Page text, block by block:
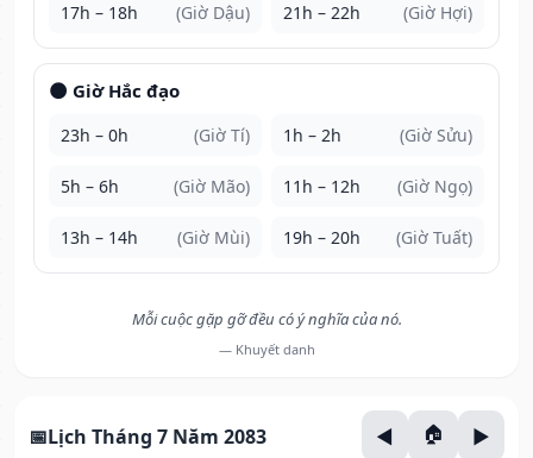
17h – 18h (Giờ Dậu) 21h – 22h (Giờ Hợi)
🌑 Giờ Hắc đạo
23h – 0h (Giờ Tí) 1h – 2h (Giờ Sửu)
5h – 6h (Giờ Mão) 11h – 12h (Giờ Ngọ)
13h – 14h (Giờ Mùi) 19h – 20h (Giờ Tuất)
Mỗi cuộc gặp gỡ đều có ý nghĩa của nó.
— Khuyết danh
Lịch Tháng 7 Năm 2083